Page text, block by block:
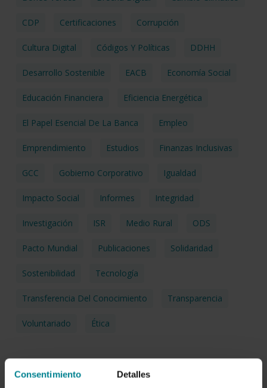
Consentimiento Detalles
CDP Certificaciones Corrupción
Cultura Digital Códigos Y Políticas DDHH
Desarrollo Sostenible EACB Economía Social
Educación Financiera Eficiencia Energética
El Papel Esencial De La Banca Empleo
Emprendimiento Estudios Finanzas Inclusivas
GCC Gobierno Corporativo Igualdad
Impacto Social Informes Integridad
Investigación ISR Medio Rural ODS
Pacto Mundial Publicaciones Solidaridad
Sostenibilidad Tecnología
Transferencia Del Conocimiento Transparencia
Voluntariado Ética